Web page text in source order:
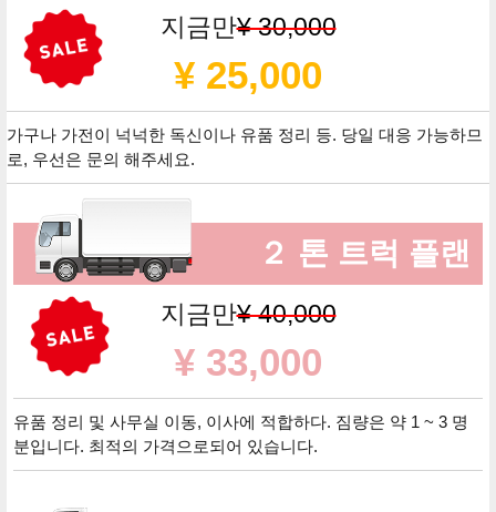
지금만¥ 30,000
¥ 25,000
가구나 가전이 넉넉한 독신이나 유품 정리 등. 당일 대응 가능하므
로, 우선은 문의 해주세요.
２ 톤 트럭 플랜
지금만¥ 40,000
¥ 33,000
유품 정리 및 사무실 이동, 이사에 적합하다. 짐량은 약 1 ~ 3 명
분입니다. 최적의 가격으로되어 있습니다.